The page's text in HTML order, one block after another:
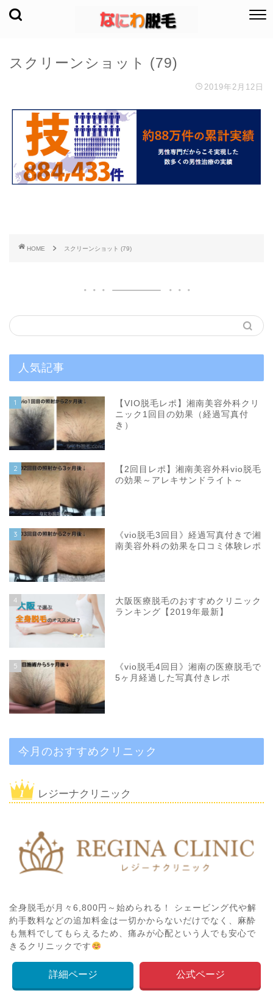
スクリーンショット (79)
2019年2月12日
HOME スクリーンショット (79)
人気記事
1
【VIO脱毛レポ】湘南美容外科クリ
ニック1回目の効果（経過写真付
き）
2
【2回目レポ】湘南美容外科vio脱毛
の効果～アレキサンドライト～
3
《vio脱毛3回目》経過写真付きで湘
南美容外科の効果を口コミ体験レポ
4
大阪医療脱毛のおすすめクリニック
ランキング【2019年最新】
5
《vio脱毛4回目》湘南の医療脱毛で
5ヶ月経過した写真付きレポ
今月のおすすめクリニック
レジーナクリニック
全身脱毛が月々6,800円～始められる！ シェービング代や解
約手数料などの追加料金は一切かからないだけでなく、麻酔
も無料でしてもらえるため、痛みが心配という人でも安心で
きるクリニックです
詳細ページ 公式ページ